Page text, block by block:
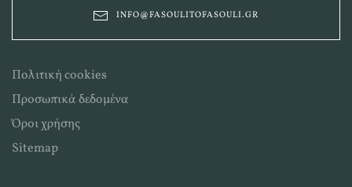
INFO@FASOULITOFASOULI.GR
Πολιτική cookies
Προσωπικά δεδομένα
Όροι χρήσης
Sitemap